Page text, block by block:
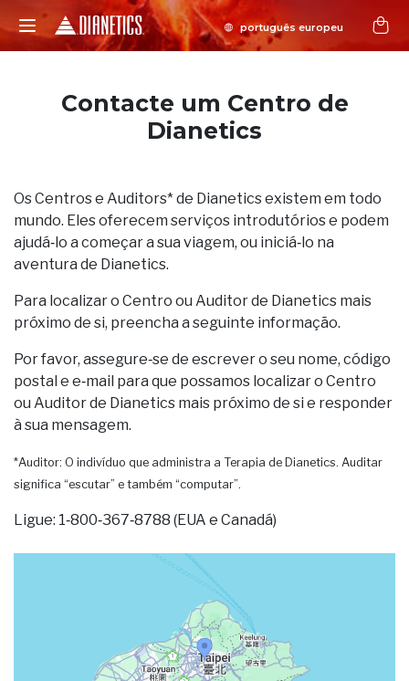
Contacte um Centro de
Dianetics
Os Centros e Auditors* de Dianetics existem em todo
mundo. Eles oferecem serviços introdutórios e podem
ajudá‑lo a começar a sua viagem, ou iniciá‑lo na
aventura de Dianetics.
Para localizar o Centro ou Auditor de Dianetics mais
próximo de si, preencha a seguinte informação.
Por favor, assegure‑se de escrever o seu nome, código
postal e e‑mail para que possamos localizar o Centro
ou Auditor de Dianetics mais próximo de si e responder
à sua mensagem.
*Auditor: O indivíduo que administra a Terapia de Dianetics. Auditar
significa “escutar” e também “computar”.
Ligue: 1‑800‑367‑8788 (EUA e Canadá)